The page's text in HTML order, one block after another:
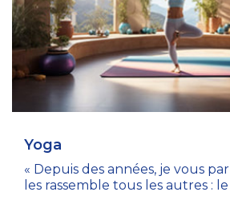
Yoga
« Depuis des années, je vous
les rassemble tous les autres : le